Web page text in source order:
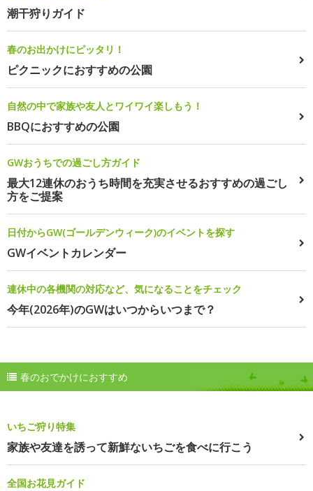
潮干狩りガイド
春のお出かけにピッタリ！
ピクニックにおすすめの公園
自然の中で家族や友人とワイワイ楽しもう！
BBQにおすすめの公園
GWおうちでの過ごし方ガイド
最大12連休のおうち時間を充実させるおすすめの過ごし
方をご提案
日付からGW(ゴールデンウィーク)のイベントを探す
GWイベントカレンダー
連休中の各機関の対応など、気になることをチェック
今年(2026年)のGWはいつからいつまで？
春のおでかけにおすすめ
いちご狩り特集
家族や友達を誘って新鮮ないちごを食べに行こう
全国お花見ガイド